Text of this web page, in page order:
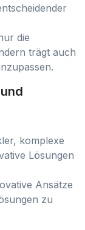
die
trägt auch
komplexe
Lösungen
Ansätze
zu